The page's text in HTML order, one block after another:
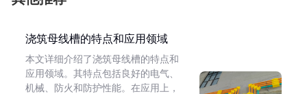
浇筑母线槽的特点和应用领域
本文详细介绍了浇筑母线槽的特点和
应用领域。其特点包括良好的电气、
机械、防火和防护性能。在应用上，